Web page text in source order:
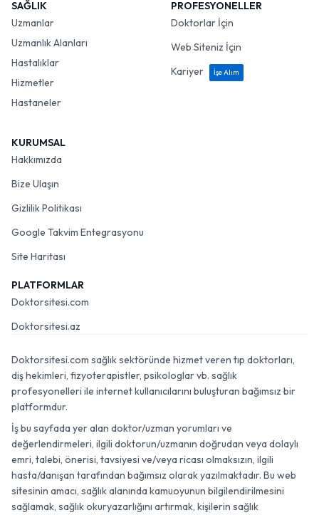
SAĞLIK
Uzmanlar
Uzmanlık Alanları
Hastalıklar
Hizmetler
Hastaneler
PROFESYONELLER
Doktorlar İçin
Web Siteniz İçin
Kariyer
İşe Alım
KURUMSAL
Hakkımızda
Bize Ulaşın
Gizlilik Politikası
Google Takvim Entegrasyonu
Site Haritası
PLATFORMLAR
Doktorsitesi.com
Doktorsitesi.az
Doktorsitesi.com sağlık sektöründe hizmet veren tıp doktorları,
diş hekimleri, fizyoterapistler, psikologlar vb. sağlık
profesyonelleri ile internet kullanıcılarını buluşturan bağımsız bir
platformdur.
İş bu sayfada yer alan doktor/uzman yorumları ve
değerlendirmeleri, ilgili doktorun/uzmanın doğrudan veya dolaylı
emri, talebi, önerisi, tavsiyesi ve/veya ricası olmaksızın, ilgili
hasta/danışan tarafından bağımsız olarak yazılmaktadır. Bu web
sitesinin amacı, sağlık alanında kamuoyunun bilgilendirilmesini
sağlamak, sağlık okuryazarlığını artırmak, kişilerin sağlık